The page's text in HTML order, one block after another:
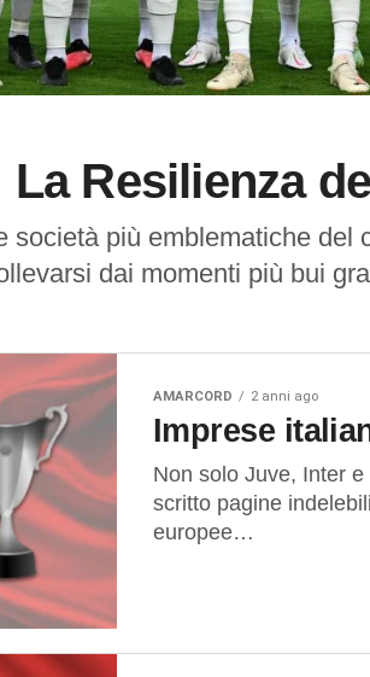
Resilienza
società più emblematiche del
dai momenti più bui
AMARCORD 2 anni ago
Imprese
Non solo Juve, Inter
scritto pagine
europee…